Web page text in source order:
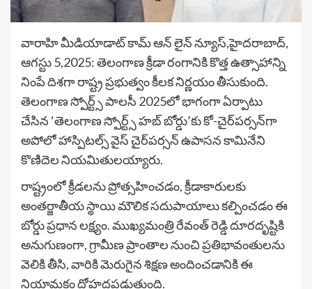
వారాహి మీడియాడాట్ కామ్ ఆన్ లైన్ న్యూస్,హైదరాబాద్,
ఆగస్టు 5,2025: తెలంగాణ క్రీడా రంగానికి కొత్త ఉత్సాహాన్ని
నింపే దిశగా రాష్ట్ర ప్రభుత్వం కీలక నిర్ణయం తీసుకుంది.
తెలంగాణ స్పోర్ట్స్ పాలసీ 2025లో భాగంగా ఏర్పాటు
చేసిన ‘తెలంగాణ స్పోర్ట్స్ హబ్ బోర్డు’కు కో-చైర్‌పర్సన్‌గా
అపోలో హాస్పిటల్స్ వైస్ చైర్‌పర్సన్ ఉపాసన కామినేని
కొణిదెల నియమితులయ్యారు.
రాష్ట్రంలో క్రీడలను ప్రోత్సహించడం, క్రీడాకారులకు
అంతర్జాతీయ స్థాయి మౌలిక సదుపాయాలు కల్పించడం ఈ
బోర్డు ప్రధాన లక్ష్యం. ముఖ్యమంత్రి రేవంత్ రెడ్డి దూరదృష్టికి
అనుగుణంగా, గ్రామీణ ప్రాంతాల నుంచి ప్రతిభావంతులను
వెలికి తీసి, వారికి మెరుగైన శిక్షణ అందించడానికి ఈ
నియామకం దోహదపడుతుంది.